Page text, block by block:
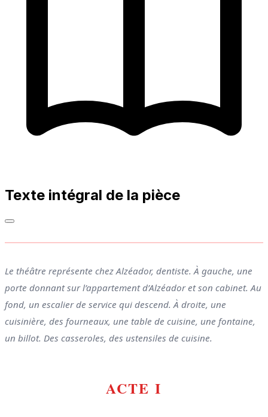
Texte intégral de la pièce
Le théâtre représente chez Alzéador, dentiste. À gauche, une
porte donnant sur l’appartement d’Alzéador et son cabinet. Au
fond, un escalier de service qui descend. À droite, une
cuisinière, des fourneaux, une table de cuisine, une fontaine,
un billot. Des casseroles, des ustensiles de cuisine.
ACTE I